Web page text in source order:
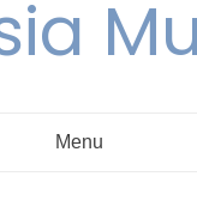
Menu